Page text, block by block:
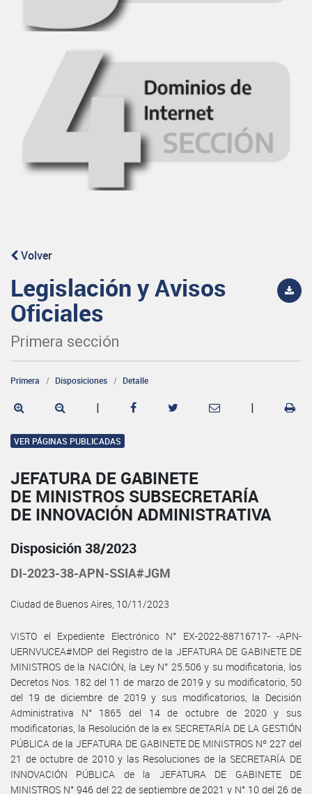
Volver
Legislación y Avisos
Oficiales
Primera sección
Primera Disposiciones Detalle
| |
VER PÁGINAS PUBLICADAS
JEFATURA DE GABINETE
DE MINISTROS SUBSECRETARÍA
DE INNOVACIÓN ADMINISTRATIVA
Disposición 38/2023
DI-2023-38-APN-SSIA#JGM
Ciudad de Buenos Aires, 10/11/2023
VISTO el Expediente Electrónico N° EX-2022-88716717- -APN-
UERNVUCEA#MDP del Registro de la JEFATURA DE GABINETE DE
MINISTROS de la NACIÓN, la Ley N° 25.506 y su modificatoria, los
Decretos Nos. 182 del 11 de marzo de 2019 y su modificatorio, 50
del 19 de diciembre de 2019 y sus modificatorios, la Decisión
Administrativa N° 1865 del 14 de octubre de 2020 y sus
modificatorias, la Resolución de la ex SECRETARÍA DE LA GESTIÓN
PÚBLICA de la JEFATURA DE GABINETE DE MINISTROS Nº 227 del
21 de octubre de 2010 y las Resoluciones de la SECRETARÍA DE
INNOVACIÓN PÚBLICA de la JEFATURA DE GABINETE DE
MINISTROS N° 946 del 22 de septiembre de 2021 y N° 10 del 26 de